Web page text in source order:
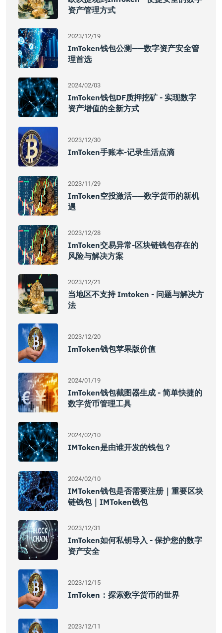
资产管理方式
2023/12/19
ImToken钱包公测——数字资产安全管
理首选
2024/02/03
ImToken钱包DF质押挖矿 - 实现数字
资产增值的全新方式
2023/12/30
ImToken手账本-记录生活点滴
2023/11/29
ImToken空投激活——数字货币的新机
遇
2023/12/28
ImToken交易异常-区块链钱包存在的
风险与解决方案
2023/12/21
当地区不支持 Imtoken - 问题与解决方
法
2023/12/20
ImToken钱包苹果版价值
2024/01/19
ImToken钱包截图器生成 - 简单快捷的
数字货币管理工具
2024/02/10
IMToken是由谁开发的钱包？
2024/02/10
IMToken钱包是否需要注册｜重要区块
链钱包｜iMToken钱包
2023/12/31
ImToken如何私钥导入 - 保护您的数字
资产安全
2023/12/15
ImToken：探索数字货币的世界
2023/12/11